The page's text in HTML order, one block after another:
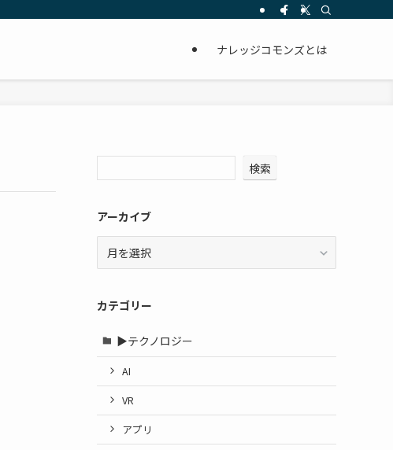
ナレッジコモンズとは
検索
アーカイブ
ブ
カテゴリー
▶テクノロジー
AI
VR
アプリ